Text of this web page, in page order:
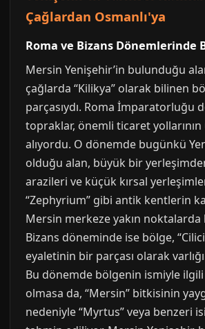
Çağlardan Osmanlı'ya
Roma ve Bizans Dönemlerinde
Mersin Yenişehir’in bulunduğu
çağlarda “Kilikya” olarak bilinen
parçasıydı. Roma İmparatorluğu
topraklar, önemli ticaret
alıyordu. O dönemde bugünkü
olduğu alan, büyük bir
arazileri ve küçük kırsal
“Zephyrium” gibi antik kentlerin
Mersin merkeze yakın noktalarda
Bizans döneminde ise bölge,
eyaletinin bir parçası olarak
Bu dönemde bölgenin ismiyle
olmasa da, “Mersin” bitkisinin
nedeniyle “Myrtus” veya benzeri